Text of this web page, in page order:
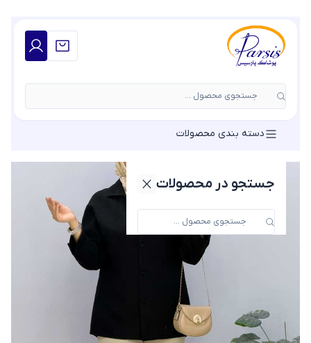
جستجوی محصول ...
جستجو در محصولات
دسته بندی محصولات